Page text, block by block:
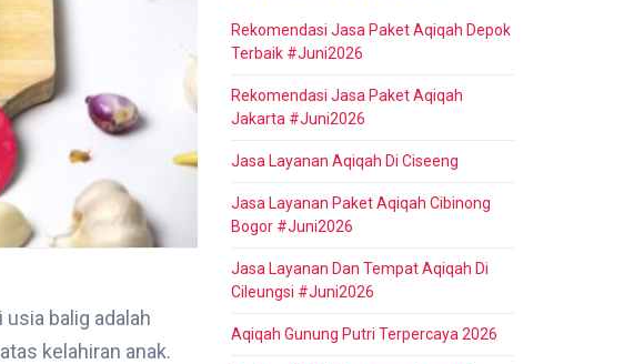
balig adalah
kelahiran anak.
Rekomendasi Jasa Paket Aqiqah Depok
Terbaik #Juni2026
Rekomendasi Jasa Paket Aqiqah
Jakarta #Juni2026
Jasa Layanan Aqiqah Di Ciseeng
Jasa Layanan Paket Aqiqah Cibinong
Bogor #Juni2026
Jasa Layanan Dan Tempat Aqiqah Di
Cileungsi #Juni2026
Aqiqah Gunung Putri Terpercaya 2026